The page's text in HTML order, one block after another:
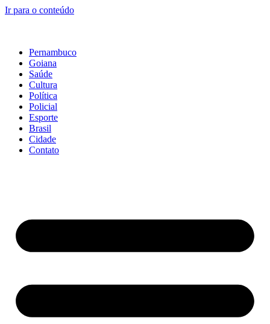
Ir para o conteúdo
Pernambuco
Goiana
Saúde
Cultura
Política
Policial
Esporte
Brasil
Cidade
Contato